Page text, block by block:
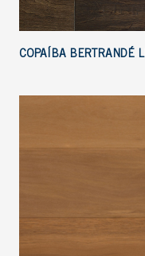
COPAÍBA BERTRANDÉ